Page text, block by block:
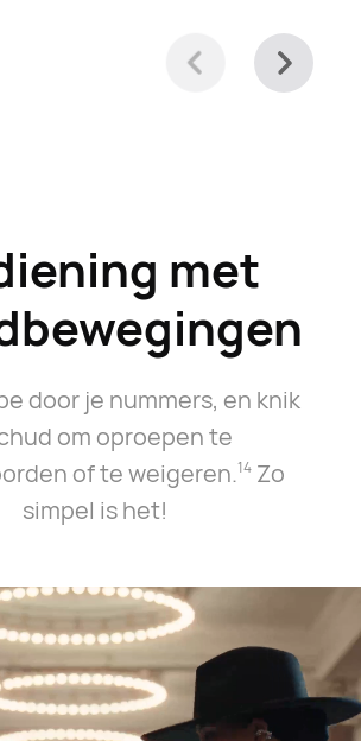
met
door je nummers, en knik
om oproepen te
of te weigeren.⁠14Zo
simpel is het!